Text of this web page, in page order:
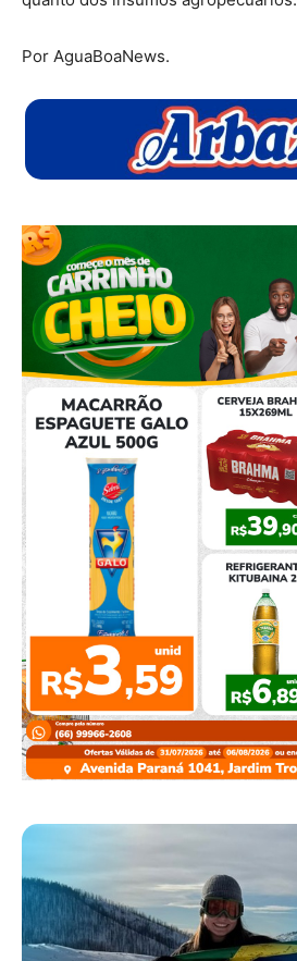
Por AguaBoaNews.